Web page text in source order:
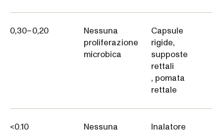
0,30–0,20
Nessuna
proliferazione
microbica
Capsule
rigide,
supposte
rettali
, pomata
rettale
<0.10 Nessuna Inalatore